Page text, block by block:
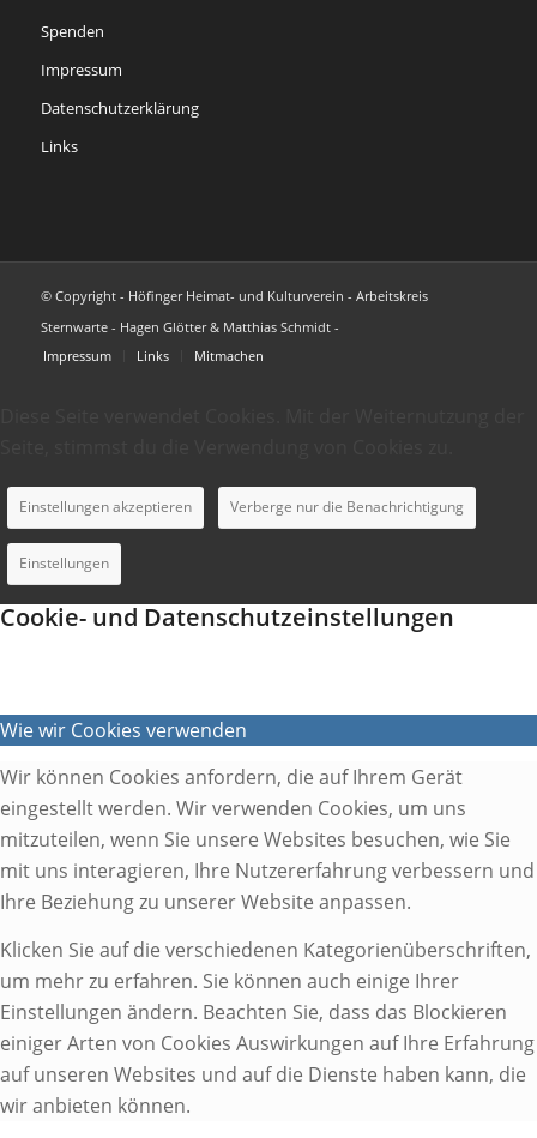
Spenden
Impressum
Datenschutzerklärung
Links
© Copyright - Höfinger Heimat- und Kulturverein - Arbeitskreis
Sternwarte - Hagen Glötter & Matthias Schmidt -
Impressum
Links Mitmachen
Einstellungen akzeptieren Verberge nur die Benachrichtigung
Einstellungen
Cookie- und Datenschutzeinstellungen
Wie wir Cookies verwenden
Wir können Cookies anfordern, die auf Ihrem Gerät
eingestellt werden. Wir verwenden Cookies, um uns
mitzuteilen, wenn Sie unsere Websites besuchen, wie Sie
mit uns interagieren, Ihre Nutzererfahrung verbessern und
Ihre Beziehung zu unserer Website anpassen.
Klicken Sie auf die verschiedenen Kategorienüberschriften,
um mehr zu erfahren. Sie können auch einige Ihrer
Einstellungen ändern. Beachten Sie, dass das Blockieren
einiger Arten von Cookies Auswirkungen auf Ihre Erfahrung
auf unseren Websites und auf die Dienste haben kann, die
wir anbieten können.